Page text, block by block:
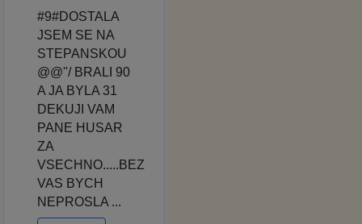
#9#DOSTALA
JSEM SE NA
STEPANSKOU
@@''/ BRALI 90
A JA BYLA 31
DEKUJI VAM
PANE HUSAR
ZA
VSECHNO.....BEZ
VAS BYCH
NEPROSLA ...